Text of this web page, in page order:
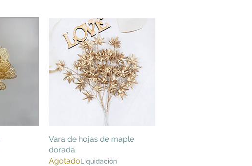
Vista rápida
Vara de hojas de maple
dorada
AgotadoLiquidación